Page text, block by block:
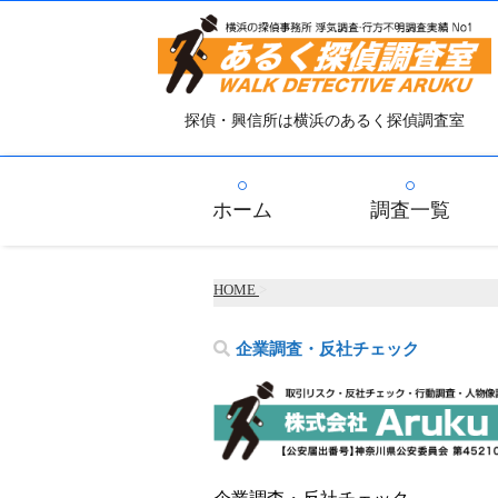
探偵・興信所は横浜のあるく探偵調査室
ホーム 調査一覧
HOME
企業調査・反社チェック